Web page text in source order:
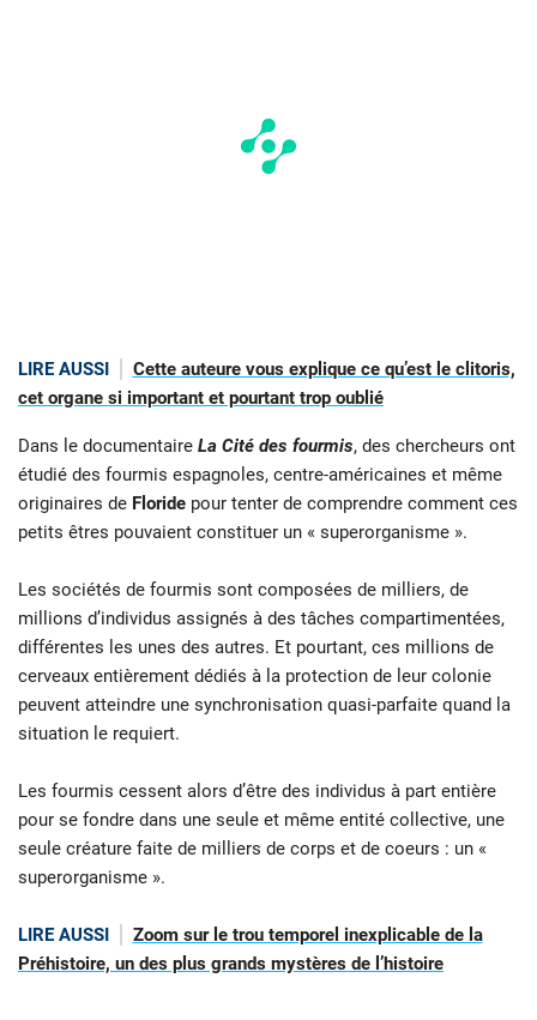
LIRE AUSSI
Cette auteure vous explique ce qu’est le clitoris,
cet organe si important et pourtant trop oublié
Dans le documentaire La Cité des fourmis, des chercheurs ont
étudié des fourmis espagnoles, centre-américaines et même
originaires de Floride pour tenter de comprendre comment ces
petits êtres pouvaient constituer un « superorganisme ».
Les sociétés de fourmis sont composées de milliers, de
millions d’individus assignés à des tâches compartimentées,
différentes les unes des autres. Et pourtant, ces millions de
cerveaux entièrement dédiés à la protection de leur colonie
peuvent atteindre une synchronisation quasi-parfaite quand la
situation le requiert.
Les fourmis cessent alors d’être des individus à part entière
pour se fondre dans une seule et même entité collective, une
seule créature faite de milliers de corps et de coeurs : un «
superorganisme ».
LIRE AUSSI
Zoom sur le trou temporel inexplicable de la
Préhistoire, un des plus grands mystères de l’histoire